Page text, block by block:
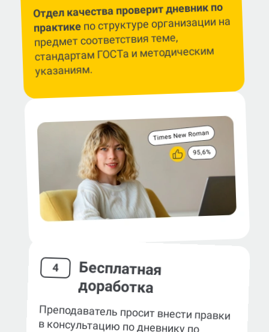
Отдел качества проверит дневник по
практикепо структуре организации на
предмет соответствия теме,
стандартам ГОСТа и методическим
указаниям.
4 Бесплатная
доработка
Преподаватель просит внести правки
в консультацию по дневнику по